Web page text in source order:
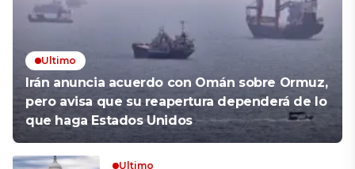
Ultimo
Irán anuncia acuerdo con Omán sobre Ormuz,
pero avisa que su reapertura dependerá de lo
que haga Estados Unidos
Ultimo